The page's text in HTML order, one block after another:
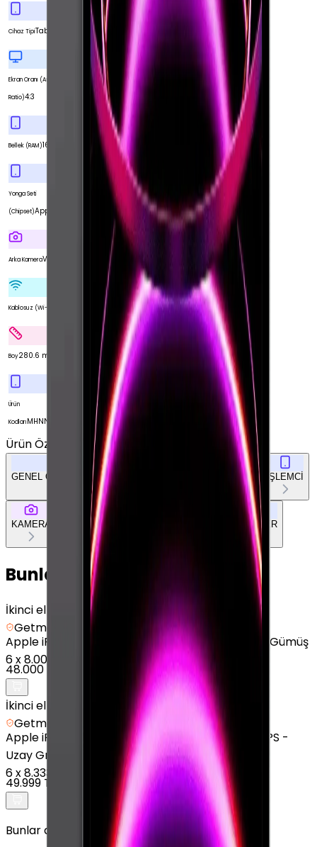
Cihaz TipiTablet
Ekran Oranı (Aspect
Ratio)4:3
Bellek (RAM)16 GB
Yonga Seti
(Chipset)Apple M1 Çip
Arka KameraVar
Kablosuz (Wi-Fi)
Boy280.6 mm
Ürün
KodlarıMHNN3TU/A
Ürün Özellikleri Tümünü Gör
GENEL ÖZELLİKLER EKRAN BELLEK & DEPOLAMA İŞLEMCİ
KAMERA BAĞLANTILAR DOKÜMAN & DİĞER
Bunları da Beğenebilirsin
İkinci el
Getmobil Güvencesi
AppleiPad Pro 11" (4. Nesil) - 128 GB - 11" - GPS - Gümüş
6x8.000 TL
48.000 TL
İkinci el
Getmobil Güvencesi
AppleiPad Pro 12.9" (6. Nesil) - 128 GB - 12.9" - GPS -
Uzay Grisi
6x8.333 TL
49.999 TL
Bunlar da İlginizi Çekebilir